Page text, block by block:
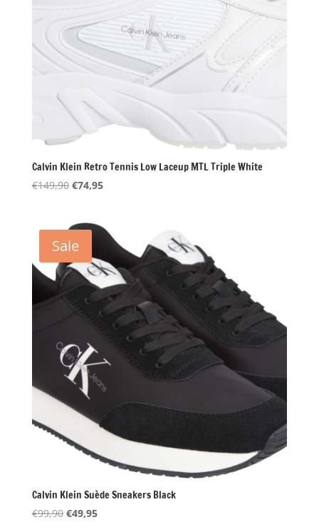
Calvin Klein Retro Tennis Low Laceup MTL Triple White
€149,90 Oorspronkelijke
€149,90.
€74,95Huidige
€74,95.
Sale
Calvin Klein Suède Sneakers Black
€99,90 Oorspronkelijke
€49,95Huidige